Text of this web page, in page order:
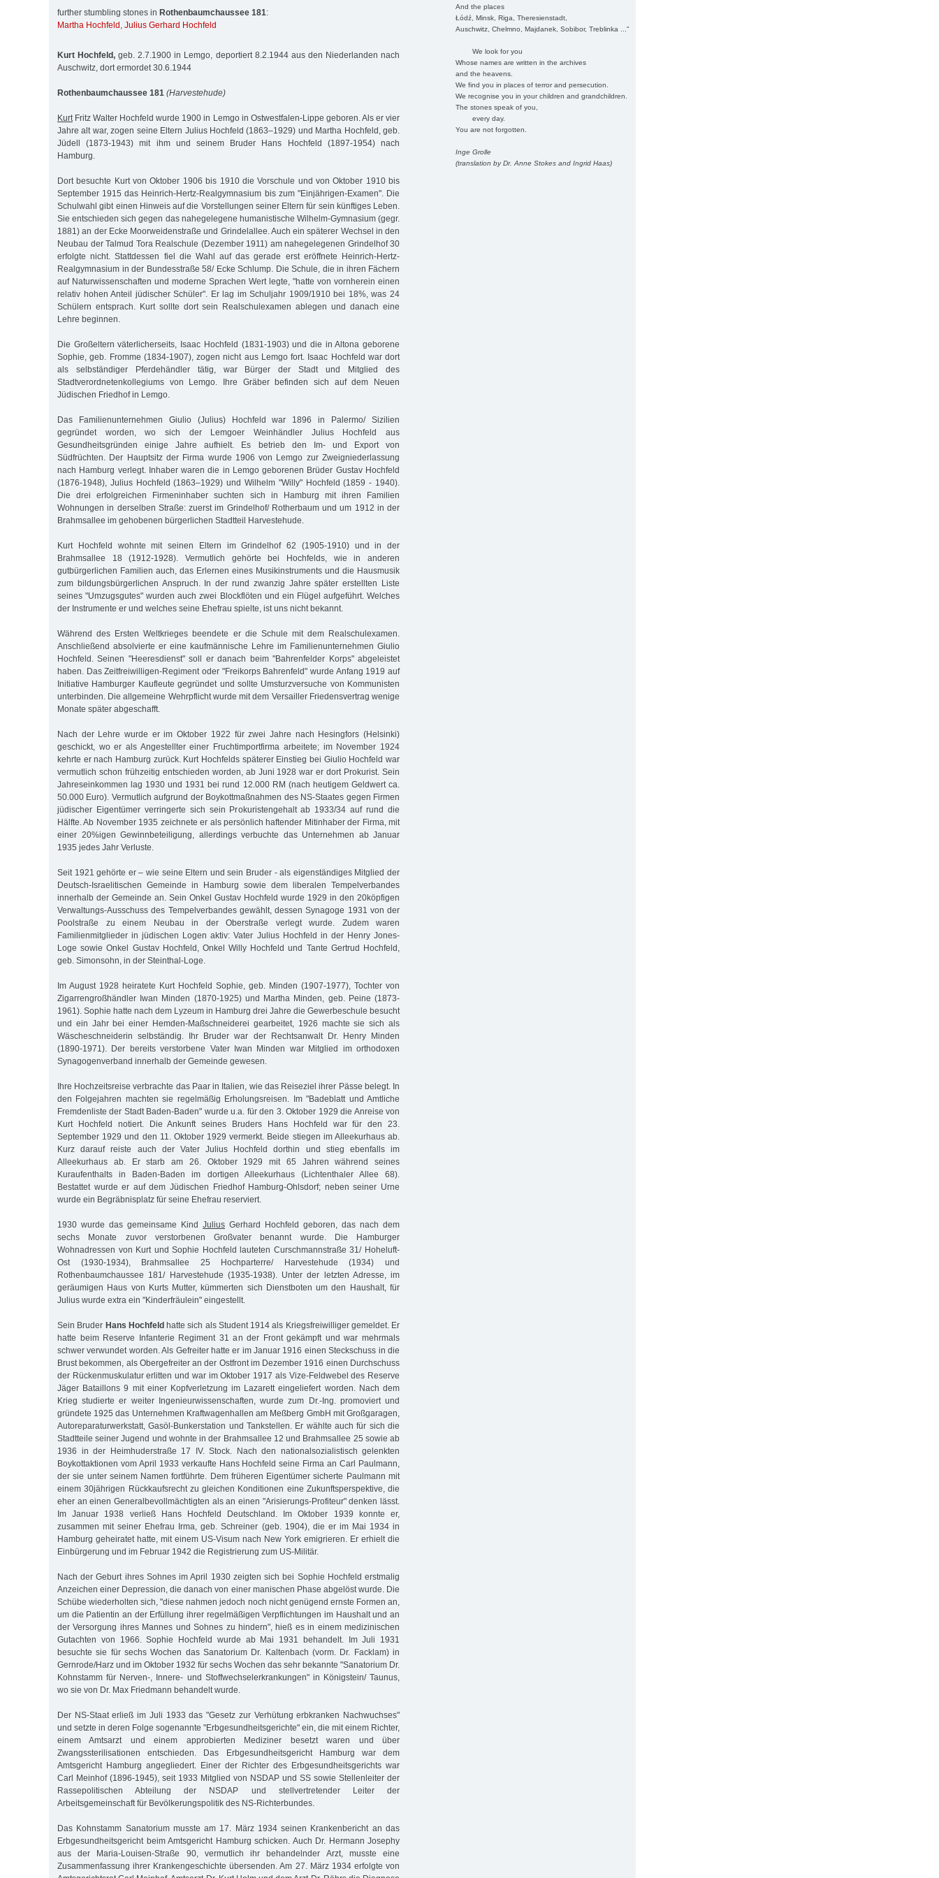
And the places
Łódź, Minsk, Riga, Theresienstadt,
Auschwitz, Chelmno, Majdanek, Sobibor, Treblinka ..."
We look for you
Whose names are written in the archives
and the heavens.
We find you in places of terror and persecution.
We recognise you in your children and grandchildren.
The stones speak of you,
every day.
You are not forgotten.
Inge Grolle
(translation by Dr. Anne Stokes and Ingrid Haas)
further stumbling stones in Rothenbaumchaussee 181:
Martha Hochfeld , Julius Gerhard Hochfeld
Kurt Hochfeld, geb. 2.7.1900 in Lemgo, deportiert 8.2.1944 aus den Niederlanden nach
Auschwitz, dort ermordet 30.6.1944
Rothenbaumchaussee 181 (Harvestehude)
Kurt Fritz Walter Hochfeld wurde 1900 in Lemgo in Ostwestfalen-Lippe geboren. Als er vier
Jahre alt war, zogen seine Eltern Julius Hochfeld (1863–1929) und Martha Hochfeld, geb.
Jüdell (1873-1943) mit ihm und seinem Bruder Hans Hochfeld (1897-1954) nach
Hamburg.
Dort besuchte Kurt von Oktober 1906 bis 1910 die Vorschule und von Oktober 1910 bis
September 1915 das Heinrich-Hertz-Realgymnasium bis zum "Einjährigen-Examen". Die
Schulwahl gibt einen Hinweis auf die Vorstellungen seiner Eltern für sein künftiges Leben.
Sie entschieden sich gegen das nahegelegene humanistische Wilhelm-Gymnasium (gegr.
1881) an der Ecke Moorweidenstraße und Grindelallee. Auch ein späterer Wechsel in den
Neubau der Talmud Tora Realschule (Dezember 1911) am nahegelegenen Grindelhof 30
erfolgte nicht. Stattdessen fiel die Wahl auf das gerade erst eröffnete Heinrich-Hertz-
Realgymnasium in der Bundesstraße 58/ Ecke Schlump. Die Schule, die in ihren Fächern
auf Naturwissenschaften und moderne Sprachen Wert legte, "hatte von vornherein einen
relativ hohen Anteil jüdischer Schüler". Er lag im Schuljahr 1909/1910 bei 18%, was 24
Schülern entsprach. Kurt sollte dort sein Realschulexamen ablegen und danach eine
Lehre beginnen.
Die Großeltern väterlicherseits, Isaac Hochfeld (1831-1903) und die in Altona geborene
Sophie, geb. Fromme (1834-1907), zogen nicht aus Lemgo fort. Isaac Hochfeld war dort
als selbständiger Pferdehändler tätig, war Bürger der Stadt und Mitglied des
Stadtverordnetenkollegiums von Lemgo. Ihre Gräber befinden sich auf dem Neuen
Jüdischen Friedhof in Lemgo.
Das Familienunternehmen Giulio (Julius) Hochfeld war 1896 in Palermo/ Sizilien
gegründet worden, wo sich der Lemgoer Weinhändler Julius Hochfeld aus
Gesundheitsgründen einige Jahre aufhielt. Es betrieb den Im- und Export von
Südfrüchten. Der Hauptsitz der Firma wurde 1906 von Lemgo zur Zweigniederlassung
nach Hamburg verlegt. Inhaber waren die in Lemgo geborenen Brüder Gustav Hochfeld
(1876-1948), Julius Hochfeld (1863–1929) und Wilhelm "Willy" Hochfeld (1859 - 1940).
Die drei erfolgreichen Firmeninhaber suchten sich in Hamburg mit ihren Familien
Wohnungen in derselben Straße: zuerst im Grindelhof/ Rotherbaum und um 1912 in der
Brahmsallee im gehobenen bürgerlichen Stadtteil Harvestehude.
Kurt Hochfeld wohnte mit seinen Eltern im Grindelhof 62 (1905-1910) und in der
Brahmsallee 18 (1912-1928). Vermutlich gehörte bei Hochfelds, wie in anderen
gutbürgerlichen Familien auch, das Erlernen eines Musikinstruments und die Hausmusik
zum bildungsbürgerlichen Anspruch. In der rund zwanzig Jahre später erstellten Liste
seines "Umzugsgutes" wurden auch zwei Blockflöten und ein Flügel aufgeführt. Welches
der Instrumente er und welches seine Ehefrau spielte, ist uns nicht bekannt.
Während des Ersten Weltkrieges beendete er die Schule mit dem Realschulexamen.
Anschließend absolvierte er eine kaufmännische Lehre im Familienunternehmen Giulio
Hochfeld. Seinen "Heeresdienst" soll er danach beim "Bahrenfelder Korps" abgeleistet
haben. Das Zeitfreiwilligen-Regiment oder "Freikorps Bahrenfeld" wurde Anfang 1919 auf
Initiative Hamburger Kaufleute gegründet und sollte Umsturzversuche von Kommunisten
unterbinden. Die allgemeine Wehrpflicht wurde mit dem Versailler Friedensvertrag wenige
Monate später abgeschafft.
Nach der Lehre wurde er im Oktober 1922 für zwei Jahre nach Hesingfors (Helsinki)
geschickt, wo er als Angestellter einer Fruchtimportfirma arbeitete; im November 1924
kehrte er nach Hamburg zurück. Kurt Hochfelds späterer Einstieg bei Giulio Hochfeld war
vermutlich schon frühzeitig entschieden worden, ab Juni 1928 war er dort Prokurist. Sein
Jahreseinkommen lag 1930 und 1931 bei rund 12.000 RM (nach heutigem Geldwert ca.
50.000 Euro). Vermutlich aufgrund der Boykottmaßnahmen des NS-Staates gegen Firmen
jüdischer Eigentümer verringerte sich sein Prokuristengehalt ab 1933/34 auf rund die
Hälfte. Ab November 1935 zeichnete er als persönlich haftender Mitinhaber der Firma, mit
einer 20%igen Gewinnbeteiligung, allerdings verbuchte das Unternehmen ab Januar
1935 jedes Jahr Verluste.
Seit 1921 gehörte er – wie seine Eltern und sein Bruder - als eigenständiges Mitglied der
Deutsch-Israelitischen Gemeinde in Hamburg sowie dem liberalen Tempelverbandes
innerhalb der Gemeinde an. Sein Onkel Gustav Hochfeld wurde 1929 in den 20köpfigen
Verwaltungs-Ausschuss des Tempelverbandes gewählt, dessen Synagoge 1931 von der
Poolstraße zu einem Neubau in der Oberstraße verlegt wurde. Zudem waren
Familienmitglieder in jüdischen Logen aktiv: Vater Julius Hochfeld in der Henry Jones-
Loge sowie Onkel Gustav Hochfeld, Onkel Willy Hochfeld und Tante Gertrud Hochfeld,
geb. Simonsohn, in der Steinthal-Loge.
Im August 1928 heiratete Kurt Hochfeld Sophie, geb. Minden (1907-1977), Tochter von
Zigarrengroßhändler Iwan Minden (1870-1925) und Martha Minden, geb. Peine (1873-
1961). Sophie hatte nach dem Lyzeum in Hamburg drei Jahre die Gewerbeschule besucht
und ein Jahr bei einer Hemden-Maßschneiderei gearbeitet, 1926 machte sie sich als
Wäscheschneiderin selbständig. Ihr Bruder war der Rechtsanwalt Dr. Henry Minden
(1890-1971). Der bereits verstorbene Vater Iwan Minden war Mitglied im orthodoxen
Synagogenverband innerhalb der Gemeinde gewesen.
Ihre Hochzeitsreise verbrachte das Paar in Italien, wie das Reiseziel ihrer Pässe belegt. In
den Folgejahren machten sie regelmäßig Erholungsreisen. Im "Badeblatt und Amtliche
Fremdenliste der Stadt Baden-Baden" wurde u.a. für den 3. Oktober 1929 die Anreise von
Kurt Hochfeld notiert. Die Ankunft seines Bruders Hans Hochfeld war für den 23.
September 1929 und den 11. Oktober 1929 vermerkt. Beide stiegen im Alleekurhaus ab.
Kurz darauf reiste auch der Vater Julius Hochfeld dorthin und stieg ebenfalls im
Alleekurhaus ab. Er starb am 26. Oktober 1929 mit 65 Jahren während seines
Kuraufenthalts in Baden-Baden im dortigen Alleekurhaus (Lichtenthaler Allee 68).
Bestattet wurde er auf dem Jüdischen Friedhof Hamburg-Ohlsdorf; neben seiner Urne
wurde ein Begräbnisplatz für seine Ehefrau reserviert.
1930 wurde das gemeinsame Kind Julius Gerhard Hochfeld geboren, das nach dem
sechs Monate zuvor verstorbenen Großvater benannt wurde. Die Hamburger
Wohnadressen von Kurt und Sophie Hochfeld lauteten Curschmannstraße 31/ Hoheluft-
Ost (1930-1934), Brahmsallee 25 Hochparterre/ Harvestehude (1934) und
Rothenbaumchaussee 181/ Harvestehude (1935-1938). Unter der letzten Adresse, im
geräumigen Haus von Kurts Mutter, kümmerten sich Dienstboten um den Haushalt, für
Julius wurde extra ein "Kinderfräulein" eingestellt.
Sein Bruder Hans Hochfeldhatte sich als Student 1914 als Kriegsfreiwilliger gemeldet. Er
hatte beim Reserve Infanterie Regiment 31 an der Front gekämpft und war mehrmals
schwer verwundet worden. Als Gefreiter hatte er im Januar 1916 einen Steckschuss in die
Brust bekommen, als Obergefreiter an der Ostfront im Dezember 1916 einen Durchschuss
der Rückenmuskulatur erlitten und war im Oktober 1917 als Vize-Feldwebel des Reserve
Jäger Bataillons 9 mit einer Kopfverletzung im Lazarett eingeliefert worden. Nach dem
Krieg studierte er weiter Ingenieurwissenschaften, wurde zum Dr.-Ing. promoviert und
gründete 1925 das Unternehmen Kraftwagenhallen am Meßberg GmbH mit Großgaragen,
Autoreparaturwerkstatt, Gasöl-Bunkerstation und Tankstellen. Er wählte auch für sich die
Stadtteile seiner Jugend und wohnte in der Brahmsallee 12 und Brahmsallee 25 sowie ab
1936 in der Heimhuderstraße 17 IV. Stock. Nach den nationalsozialistisch gelenkten
Boykottaktionen vom April 1933 verkaufte Hans Hochfeld seine Firma an Carl Paulmann,
der sie unter seinem Namen fortführte. Dem früheren Eigentümer sicherte Paulmann mit
einem 30jährigen Rückkaufsrecht zu gleichen Konditionen eine Zukunftsperspektive, die
eher an einen Generalbevollmächtigten als an einen "Arisierungs-Profiteur" denken lässt.
Im Januar 1938 verließ Hans Hochfeld Deutschland. Im Oktober 1939 konnte er,
zusammen mit seiner Ehefrau Irma, geb. Schreiner (geb. 1904), die er im Mai 1934 in
Hamburg geheiratet hatte, mit einem US-Visum nach New York emigrieren. Er erhielt die
Einbürgerung und im Februar 1942 die Registrierung zum US-Militär.
Nach der Geburt ihres Sohnes im April 1930 zeigten sich bei Sophie Hochfeld erstmalig
Anzeichen einer Depression, die danach von einer manischen Phase abgelöst wurde. Die
Schübe wiederholten sich, "diese nahmen jedoch noch nicht genügend ernste Formen an,
um die Patientin an der Erfüllung ihrer regelmäßigen Verpflichtungen im Haushalt und an
der Versorgung ihres Mannes und Sohnes zu hindern", hieß es in einem medizinischen
Gutachten von 1966. Sophie Hochfeld wurde ab Mai 1931 behandelt. Im Juli 1931
besuchte sie für sechs Wochen das Sanatorium Dr. Kaltenbach (vorm. Dr. Facklam) in
Gernrode/Harz und im Oktober 1932 für sechs Wochen das sehr bekannte "Sanatorium Dr.
Kohnstamm für Nerven-, Innere- und Stoffwechselerkrankungen" in Königstein/ Taunus,
wo sie von Dr. Max Friedmann behandelt wurde.
Der NS-Staat erließ im Juli 1933 das "Gesetz zur Verhütung erbkranken Nachwuchses"
und setzte in deren Folge sogenannte "Erbgesundheitsgerichte" ein, die mit einem Richter,
einem Amtsarzt und einem approbierten Mediziner besetzt waren und über
Zwangssterilisationen entschieden. Das Erbgesundheitsgericht Hamburg war dem
Amtsgericht Hamburg angegliedert. Einer der Richter des Erbgesundheitsgerichts war
Carl Meinhof (1896-1945), seit 1933 Mitglied von NSDAP und SS sowie Stellenleiter der
Rassepolitischen Abteilung der NSDAP und stellvertretender Leiter der
Arbeitsgemeinschaft für Bevölkerungspolitik des NS-Richterbundes.
Das Kohnstamm Sanatorium musste am 17. März 1934 seinen Krankenbericht an das
Erbgesundheitsgericht beim Amtsgericht Hamburg schicken. Auch Dr. Hermann Josephy
aus der Maria-Louisen-Straße 90, vermutlich ihr behandelnder Arzt, musste eine
Zusammenfassung ihrer Krankengeschichte übersenden. Am 27. März 1934 erfolgte von